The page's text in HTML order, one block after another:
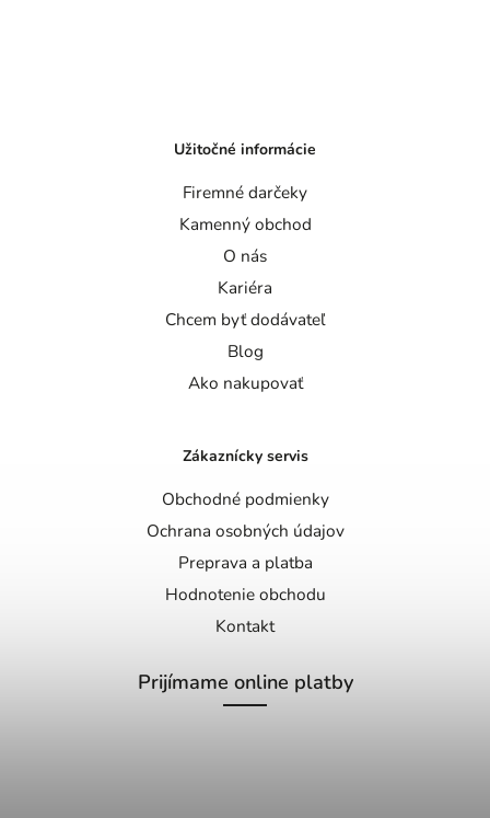
Užitočné informácie
Firemné darčeky
Kamenný obchod
O nás
Kariéra
Chcem byť dodávateľ
Blog
Ako nakupovať
Zákaznícky servis
Obchodné podmienky
Ochrana osobných údajov
Preprava a platba
Hodnotenie obchodu
Kontakt
Prijímame online platby